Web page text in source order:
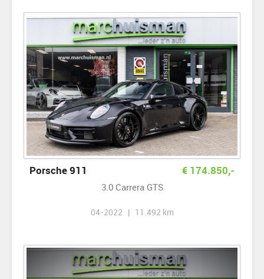
Porsche 911 € 174.850,-
3.0 Carrera GTS
04-2022 | 11.492 km